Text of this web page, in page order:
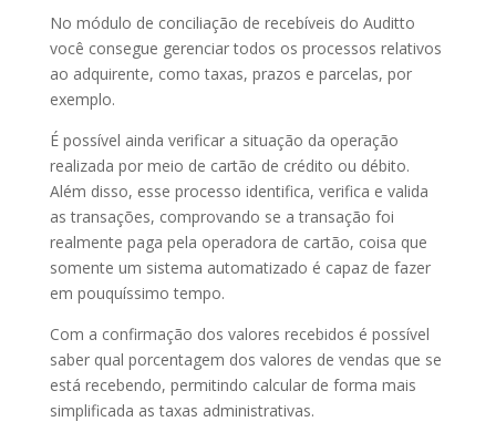
No módulo de conciliação de recebíveis do Auditto
você consegue gerenciar todos os processos relativos
ao adquirente, como taxas, prazos e parcelas, por
exemplo.
É possível ainda verificar a situação da operação
realizada por meio de cartão de crédito ou débito.
Além disso, esse processo identifica, verifica e valida
as transações, comprovando se a transação foi
realmente paga pela operadora de cartão, coisa que
somente um sistema automatizado é capaz de fazer
em pouquíssimo tempo.
Com a confirmação dos valores recebidos é possível
saber qual porcentagem dos valores de vendas que se
está recebendo, permitindo calcular de forma mais
simplificada as taxas administrativas.